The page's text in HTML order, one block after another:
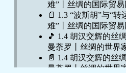
🎵 15.辛辣调料的全球
🎵 16.1【番外上】一
道上的马帮菜.mp3
🎵 16.2【番外中】吃
瓜也要立碑纪念.mp3
🎵 16.3【番外下】全
难”丨丝绸的国际贸易
📄 1.3 “波斯胡”与“
难”丨丝绸的国际贸易
🎵 1.4 胡汉交辉的丝
曼荼罗丨丝绸的世界
📄 1.4 胡汉交辉的丝
曼荼罗丨丝绸的世界